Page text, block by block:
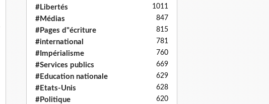
#Libertés 1011
#Médias 847
#Pages d"écriture 815
#international 781
#Impérialisme 760
#Services publics 669
#Education nationale 629
#Etats-Unis 628
#Politique 620